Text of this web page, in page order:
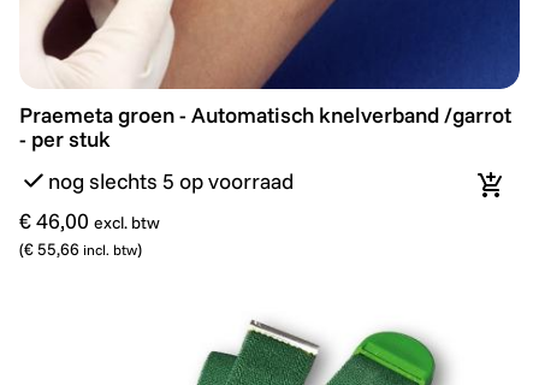
Praemeta groen - Automatisch knelverband /garrot -
Praemeta groen - Automatisch knelverband /garrot
- per stuk
nog slechts 5 op voorraad
€ 46,00 excl. btw
(€ 55,66 incl. btw)
In